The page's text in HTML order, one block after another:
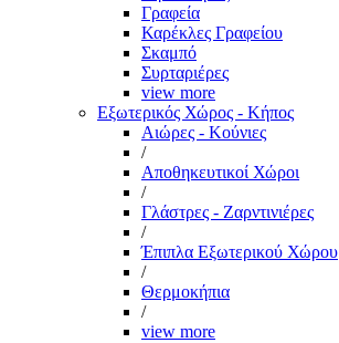
Γραφεία
Καρέκλες Γραφείου
Σκαμπό
Συρταριέρες
view more
Εξωτερικός Χώρος - Κήπος
Αιώρες - Κούνιες
/
Αποθηκευτικοί Χώροι
/
Γλάστρες - Ζαρντινιέρες
/
Έπιπλα Εξωτερικού Χώρου
/
Θερμοκήπια
/
view more